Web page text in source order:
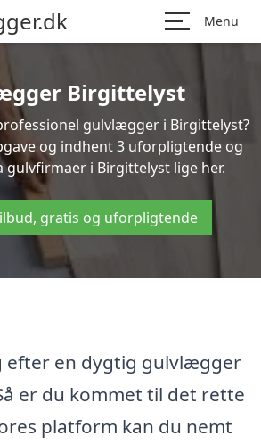
Menu
Birgittelyst
gulvlægger i Birgittelyst?
og indhent 3 uforpligtende og
i Birgittelyst lige her.
gratis og uforpligtende
efter en dygtig gulvlægger
er du kommet til det rette
platform kan du nemt